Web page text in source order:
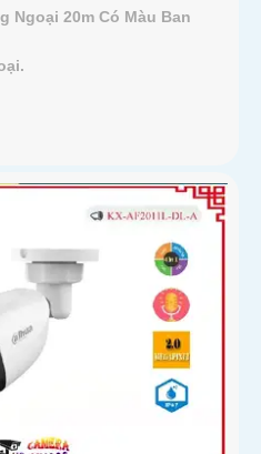
Ngoại 20m Có Màu Ban